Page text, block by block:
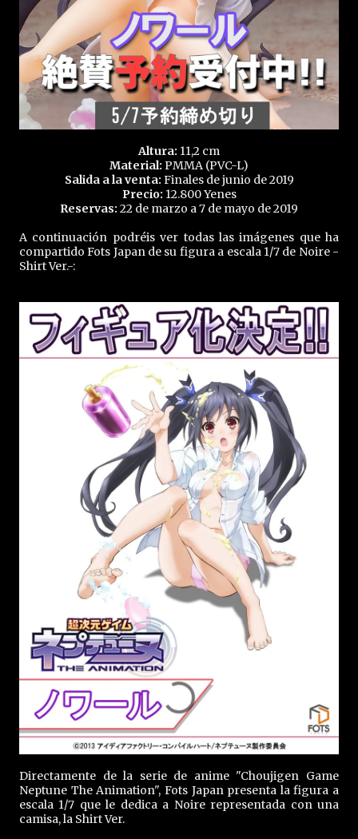
Altura: 11,2 cm
Material: PMMA (PVC-L)
Salida a la venta: Finales de junio de 2019
Precio: 12.800 Yenes
Reservas: 22 de marzo a 7 de mayo de 2019
A continuación podréis ver todas las imágenes que ha
compartido Fots Japan de su figura a escala 1/7 de Noire -
Shirt Ver.-:
Directamente de la serie de anime "Choujigen Game
Neptune The Animation", Fots Japan presenta la figura a
escala 1/7 que le dedica a Noire representada con una
camisa, la Shirt Ver.